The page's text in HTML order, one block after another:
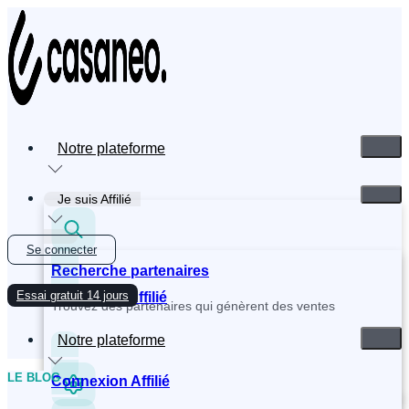
Skip
to
content
Notre plateforme
Recherche partenaires
Trouvez des partenaires qui génèrent des ventes
Je suis Affilié
Inscription Affilié
Connexion Affilié
Se connecter
Essai gratuit 14 jours
Notre plateforme
LE BLOG